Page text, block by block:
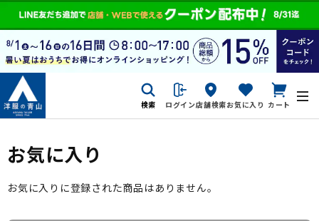
検索 ログイン店舗検索お気に入り カート
お気に入り
お気に入りに登録された商品はありません。